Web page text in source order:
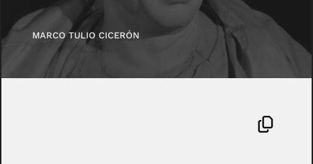
MARCO TULIO CICERÓN